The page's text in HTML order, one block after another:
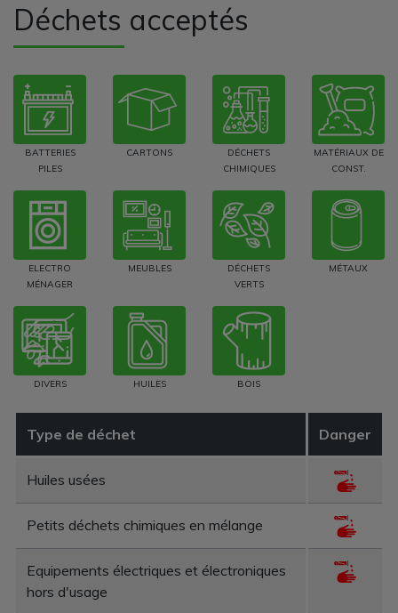
Déchets acceptés
BATTERIES
PILES
CARTONS
DÉCHETS
CHIMIQUES
MATÉRIAUX DE
CONST.
ELECTRO
MÉNAGER
MEUBLES
DÉCHETS
VERTS
MÉTAUX
DIVERS HUILES BOIS
Type de déchet Danger
Huiles usées
Petits déchets chimiques en mélange
Equipements électriques et électroniques
hors d'usage